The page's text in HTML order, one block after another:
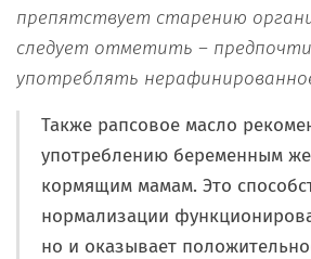
препятствует старению
следует отметить –
употреблять нерафинированно
Также рапсовое масло
употреблению беременным
кормящим мамам. Это
нормализации
но и оказывает